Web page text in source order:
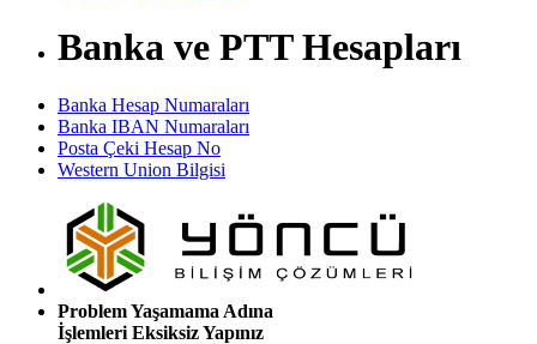
Banka ve PTT Hesapları
Banka Hesap Numaraları
Banka IBAN Numaraları
Posta Çeki Hesap No
Western Union Bilgisi
Problem Yaşamama Adına
İşlemleri Eksiksiz Yapınız